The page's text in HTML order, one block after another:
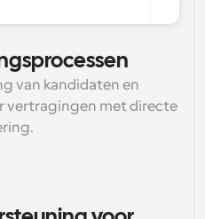
van kandidaten en
vertragingen met directe